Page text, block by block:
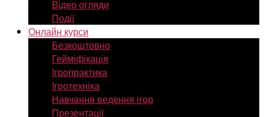
Відео огляди
Події
Онлайн курси
Безкоштовно
Гейміфікація
Ігропрактика
Ігротехніка
Навчання ведення ігор
Презентації